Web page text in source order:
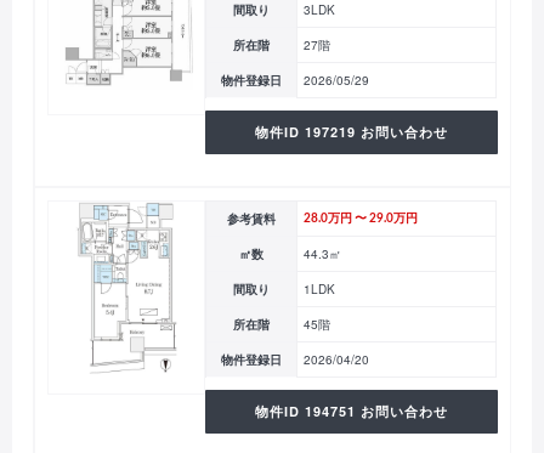
間取り 3LDK
所在階 27階
物件登録日 2026/05/29
物件ID 197219 お問い合わせ
参考賃料 28.0万円 〜 29.0万円
㎡数 44.3㎡
間取り 1LDK
所在階 45階
物件登録日 2026/04/20
物件ID 194751 お問い合わせ